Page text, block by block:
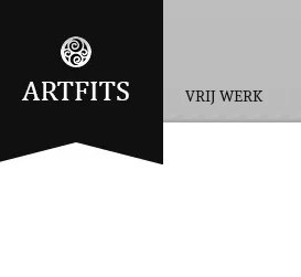
OPDRACHTEN VRIJ WERK